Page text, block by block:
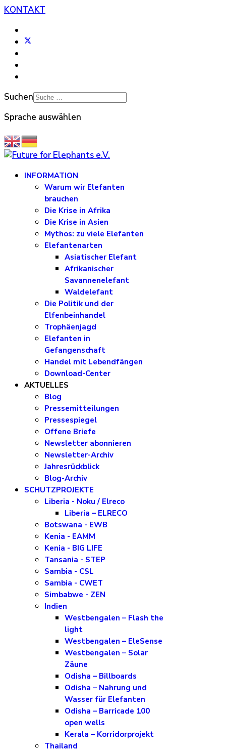
KONTAKT
Suchen
Sprache auswählen
INFORMATION
Warum wir Elefanten
brauchen
Die Krise in Afrika
Die Krise in Asien
Mythos: zu viele Elefanten
Elefantenarten
Asiatischer Elefant
Afrikanischer
Savannenelefant
Waldelefant
Die Politik und der
Elfenbeinhandel
Trophäenjagd
Elefanten in
Gefangenschaft
Handel mit Lebendfängen
Download-Center
AKTUELLES
Blog
Pressemitteilungen
Pressespiegel
Offene Briefe
Newsletter abonnieren
Newsletter-Archiv
Jahresrückblick
Blog-Archiv
SCHUTZPROJEKTE
Liberia - Noku / Elreco
Liberia – ELRECO
Botswana - EWB
Kenia - EAMM
Kenia - BIG LIFE
Tansania - STEP
Sambia - CSL
Sambia - CWET
Simbabwe - ZEN
Indien
Westbengalen – Flash the
light
Westbengalen – EleSense
Westbengalen – Solar
Zäune
Odisha – Billboards
Odisha – Nahrung und
Wasser für Elefanten
Odisha – Barricade 100
open wells
Kerala – Korridorprojekt
Thailand